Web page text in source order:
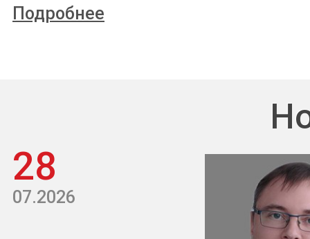
Подробнее
28
07.2026